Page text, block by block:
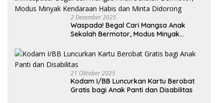
2 Desember 2025
Waspada! Begal Cari Mangsa Anak
Sekolah Bermotor, Modus Minyak
21 Oktober 2025
Kodam I/BB Luncurkan Kartu Berobat
Gratis bagi Anak Panti dan Disabilitas